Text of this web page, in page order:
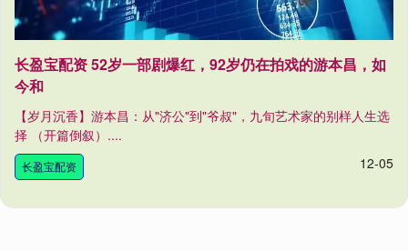
长盈宝配资 52岁一部剧爆红，92岁仍在拍戏的游本昌，如
今和
【岁月沉香】游本昌：从"济公"到"爷叔"，九旬艺术家的别样人生选
择 （开篇倒叙）....
长盈宝配资 12-05